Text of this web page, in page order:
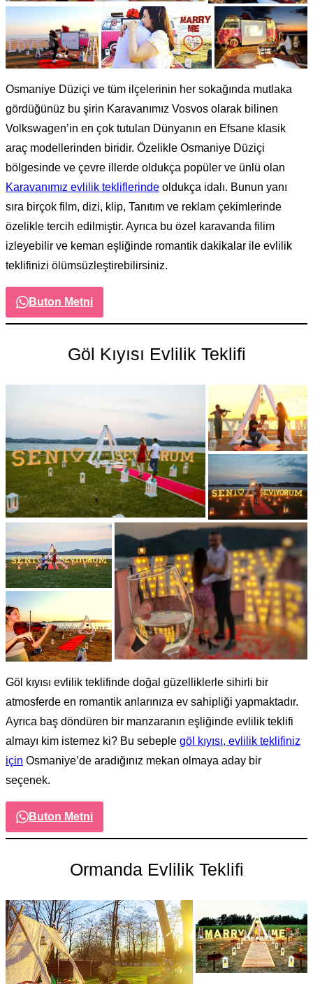
Osmaniye Düziçi ve tüm ilçelerinin her sokağında mutlaka
gördüğünüz bu şirin Karavanımız Vosvos olarak bilinen
Volkswagen’in en çok tutulan Dünyanın en Efsane klasik
araç modellerinden biridir. Özelikle Osmaniye Düziçi
bölgesinde ve çevre illerde oldukça popüler ve ünlü olan
Karavanımız evlilik tekliflerinde oldukça idalı. Bunun yanı
sıra birçok film, dizi, klip, Tanıtım ve reklam çekimlerinde
özelikle tercih edilmiştir. Ayrıca bu özel karavanda filim
izleyebilir ve keman eşliğinde romantik dakikalar ile evlilik
teklifinizi ölümsüzleştirebilirsiniz.
Buton Metni
Göl Kıyısı Evlilik Teklifi
Göl kıyısı evlilik teklifinde doğal güzelliklerle sihirli bir
atmosferde en romantik anlarınıza ev sahipliği yapmaktadır.
Ayrıca baş döndüren bir manzaranın eşliğinde evlilik teklifi
almayı kim istemez ki? Bu sebeple göl kıyısı, evlilik teklifiniz
için Osmaniye’de aradığınız mekan olmaya aday bir
seçenek.
Buton Metni
Ormanda Evlilik Teklifi